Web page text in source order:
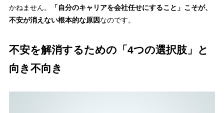
かねません。
「自分のキャリアを会社任せにすること」こそが、
不安が消えない根本的な原因なのです。
不安を解消するための「4つの選択肢」と
向き不向き